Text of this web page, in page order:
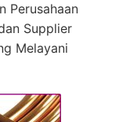
Perusahaan
Supplier
Melayani